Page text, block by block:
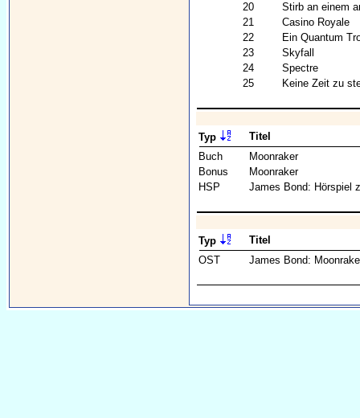
20
Stirb an einem
21
Casino Royale
22
Ein Quantum
23
Skyfall
24
Spectre
25
Keine Zeit zu
Typ
Titel
Buch
Moonraker
Bonus
Moonraker
HSP
James Bond: Hörspiel
Typ
Titel
OST
James Bond: